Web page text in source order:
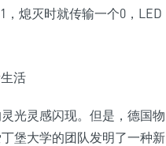
熄灭时就传输一个0，LED
光灵感闪现。但是，德国物
堡大学的团队发明了一种新